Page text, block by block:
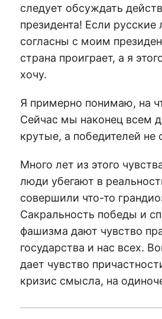
следует обсуждать
президента! Если
согласны с моим
страна проиграет, а я
хочу.
Я примерно понимаю, на
Сейчас мы наконец всем
крутые, а победителей не
Много лет из этого
люди убегают в
совершили что-то
Сакральность победы и
фашизма дают чувство
государства и нас всех.
дает чувство
кризис смысла, на